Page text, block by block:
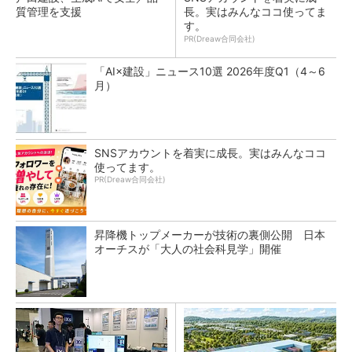
質管理を支援
長。実はみんなココ使ってま
す。
PR(Dreaw合同会社)
「AI×建設」ニュース10選 2026年度Q1（4～6
月）
SNSアカウントを着実に成長。実はみんなココ
使ってます。
PR(Dreaw合同会社)
昇降機トップメーカーが技術の裏側公開 日本
オーチスが「大人の社会科見学」開催